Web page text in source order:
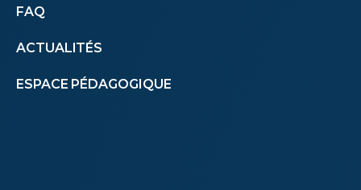
Autres
menus
FAQ
ACTUALITÉS
ESPACE PÉDAGOGIQUE